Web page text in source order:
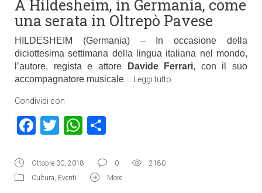
A Hildesheim, in Germania, come
una serata in Oltrepò Pavese
HILDESHEIM (Germania) – In occasione della
diciottesima settimana della lingua italiana nel mondo,
l’autore, regista e attore
Davide Ferrari, con il suo
accompagnatore musicale
Leggi tutto
Condividi con
Facebook
TwitterWhatsApp
Ottobre 30, 2018 0
2180
Cultura, Eventi More